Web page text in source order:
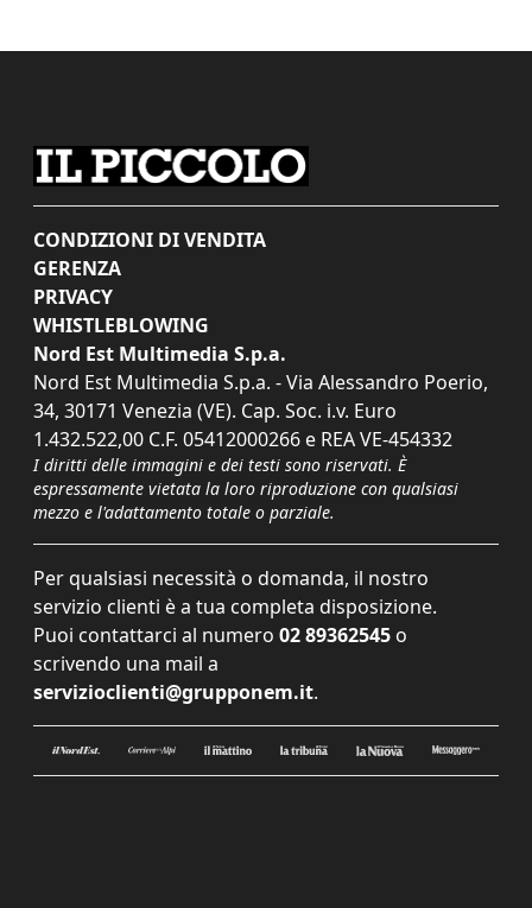
CONDIZIONI DI VENDITA
GERENZA
PRIVACY
WHISTLEBLOWING
Nord Est Multimedia S.p.a.
Nord Est Multimedia S.p.a. - Via Alessandro Poerio,
34, 30171 Venezia (VE). Cap. Soc. i.v. Euro
1.432.522,00 C.F. 05412000266 e REA VE-454332
I diritti delle immagini e dei testi sono riservati. È
espressamente vietata la loro riproduzione con qualsiasi
mezzo e l'adattamento totale o parziale.
Per qualsiasi necessità o domanda, il nostro
servizio clienti è a tua completa disposizione.
Puoi contattarci al numero 02 89362545 o
scrivendo una mail a
servizioclienti@grupponem.it.